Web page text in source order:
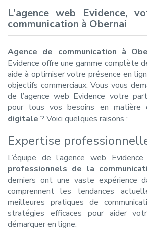
L’agence web Evidence,
communication à Obernai
Agence de communication à
Evidence offre une gamme complète
aide à optimiser votre présence en
objectifs commerciaux. Vous vous
de l’agence web Evidence votre
pour tous vos besoins en matière
digitale ? Voici quelques raisons :
Expertise
L’équipe de l’agence web
professionnels de la
derniers ont une vaste expérience
comprennent les tendances
meilleures pratiques de
stratégies efficaces pour aider
démarquer en ligne.